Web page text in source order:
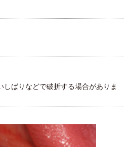
ばりなどで破折する場合がありま